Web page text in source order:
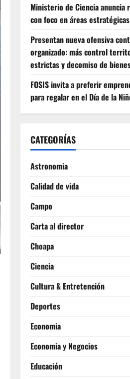
Ministerio de Ciencia anuncia
con foco en áreas
Presentan nueva ofensiva
organizado: más control
estrictas y decomiso de
FOSIS invita a preferir
para regalar en el Día de la
CATEGORÍAS
Astronomia
Calidad de vida
Campo
Carta al director
Choapa
Ciencia
Cultura & Entretención
Deportes
Economia
Economia y Negocios
Educación